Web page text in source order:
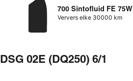
700 Sintofluid FE 75W
Ververs elke 30000 km
DSG 02E (DQ250) 6/1